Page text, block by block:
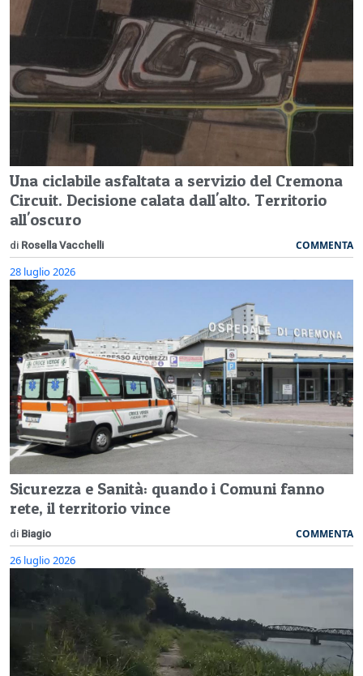
Una ciclabile asfaltata a servizio del Cremona
Circuit. Decisione calata dall'alto. Territorio
all'oscuro
di Rosella Vacchelli COMMENTA
28 luglio 2026
Sicurezza e Sanità: quando i Comuni fanno
rete, il territorio vince
di Biagio COMMENTA
26 luglio 2026